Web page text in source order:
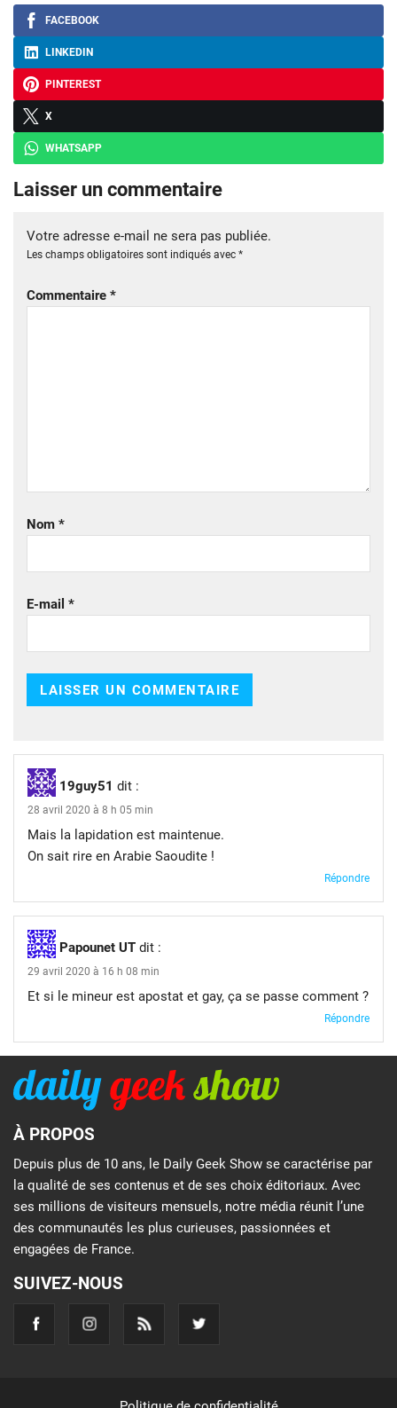
FACEBOOK
LINKEDIN
PINTEREST
X
WHATSAPP
Laisser un commentaire
Votre adresse e-mail ne sera pas publiée.
Les champs obligatoires sont indiqués avec *
Commentaire *
Nom *
E-mail *
19guy51 dit :
28 avril 2020 à 8 h 05 min
Mais la lapidation est maintenue.
On sait rire en Arabie Saoudite !
Répondre
Papounet UT dit :
29 avril 2020 à 16 h 08 min
Et si le mineur est apostat et gay, ça se passe comment ?
Répondre
À PROPOS
Depuis plus de 10 ans, le Daily Geek Show se caractérise par
la qualité de ses contenus et de ses choix éditoriaux. Avec
ses millions de visiteurs mensuels, notre média réunit l’une
des communautés les plus curieuses, passionnées et
engagées de France.
SUIVEZ-NOUS